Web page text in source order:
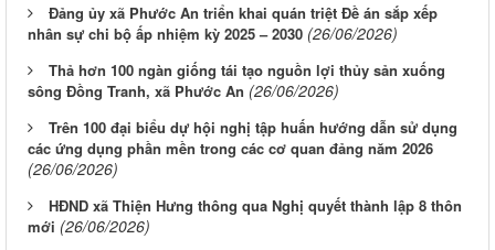
Đảng ủy xã Phước An triển khai quán triệt Đề án sắp xếp
nhân sự chi bộ ấp nhiệm kỳ 2025 – 2030 (26/06/2026)
Thả hơn 100 ngàn giống tái tạo nguồn lợi thủy sản xuống
sông Đồng Tranh, xã Phước An (26/06/2026)
Trên 100 đại biểu dự hội nghị tập huấn hướng dẫn sử dụng
các ứng dụng phần mền trong các cơ quan đảng năm 2026
(26/06/2026)
HĐND xã Thiện Hưng thông qua Nghị quyết thành lập 8 thôn
mới (26/06/2026)